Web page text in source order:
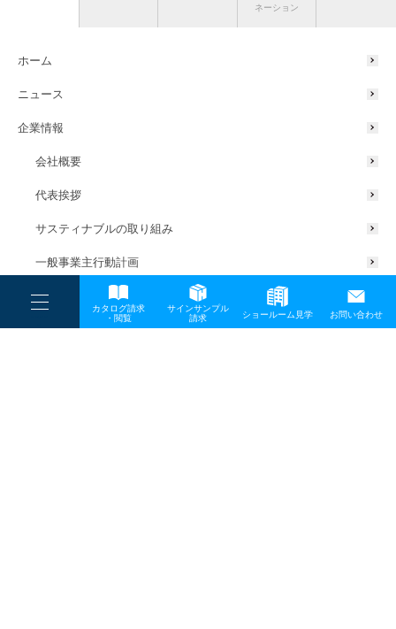
----
----
-
カタログ請求
・閲覧
サインサンプル
請求
ショールーム見学 お問い合わせ
ネーション
ホーム
ニュース
企業情報
会社概要
代表挨拶
サスティナブルの取り組み
一般事業主行動計画